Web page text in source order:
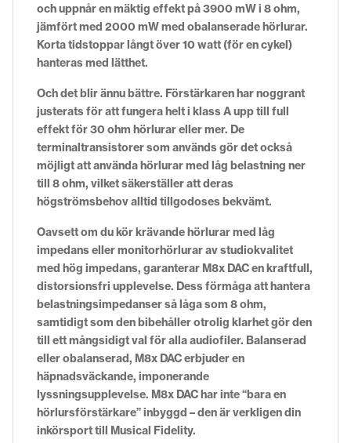
och uppnår en mäktig effekt på 3900 mW i 8 ohm,
jämfört med 2000 mW med obalanserade hörlurar.
Korta tidstoppar långt över 10 watt (för en cykel)
hanteras med lätthet.
Och det blir ännu bättre. Förstärkaren har noggrant
justerats för att fungera helt i klass A upp till full
effekt för 30 ohm hörlurar eller mer. De
terminaltransistorer som används gör det också
möjligt att använda hörlurar med låg belastning ner
till 8 ohm, vilket säkerställer att deras
högströmsbehov alltid tillgodoses bekvämt.
Oavsett om du kör krävande hörlurar med låg
impedans eller monitorhörlurar av studiokvalitet
med hög impedans, garanterar M8x DAC en kraftfull,
distorsionsfri upplevelse. Dess förmåga att hantera
belastningsimpedanser så låga som 8 ohm,
samtidigt som den bibehåller otrolig klarhet gör den
till ett mångsidigt val för alla audiofiler. Balanserad
eller obalanserad, M8x DAC erbjuder en
häpnadsväckande, imponerande
lyssningsupplevelse. M8x DAC har inte “bara en
hörlursförstärkare” inbyggd – den är verkligen din
inkörsport till Musical Fidelity.